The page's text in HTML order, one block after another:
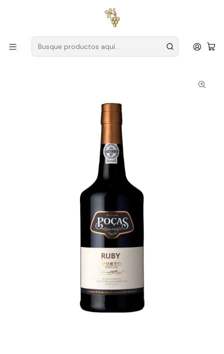
para pedidos superiores a
Productores Duero
Charcos
Poças Porto Reserva Rubí 75cl